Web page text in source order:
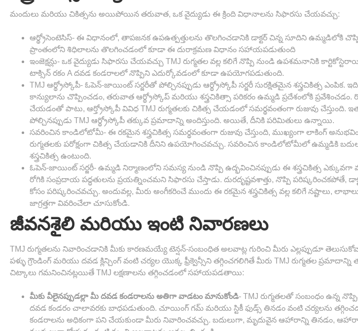
మందులు మరియు చికిత్సను అయిపోయిన తరువాత, ఒక వైద్యుడు ఈ క్రింది విధానాలను సిఫారసు చేయవచ్చు:
ఆర్థ్రోసెంటెసిస్- ఈ విధానంలో, తాపజనక ఉపఉత్పత్తులను తొలగించడానికి డాక్టర్ చిన్న సూదిని ఉమ్మడిలోకి
ప్రాంతంలోని శిధిలాలను తొలగించడంలో కూడా ఈ దురాక్రమణ విధానం సహాయపడుతుంది
ఇంజెక్షన్లు- ఒక వైద్యుడు సిఫారసు చేయవచ్చు TMJ రుగ్మతల వల్ల కలిగే నొప్పి నుండి ఉపశమనానికి
టాక్సిన్ రకం A దవడ కండరాలలో నొప్పిని ఎదుర్కోవడంలో కూడా ఉపయోగపడుతుంది.
TMJ ఆర్థ్రోస్కోపీ- ఓపెన్-జాయింట్ సర్జరీతో పోల్చినప్పుడు ఆర్థ్రోస్కోపీ సర్జరీ సురక్షితమైన శస్త్రచికిత్స ఎంపిక.
కాన్యులాను చొప్పించడం, తరువాత ఆర్థ్రోస్కోప్ మరియు శస్త్రచికిత్సా పరికరం ఉమ్మడి ప్రదేశంలోకి
చేయడంతో పాటు, ఆర్త్రోస్కోపీ వివిధ TMJ రుగ్మతలకు చికిత్స చేయడంలో సమర్థవంతంగా రుజువు చేస్తుంది.
పోల్చినప్పుడు TMJ ఆర్థ్రోస్కోపీ తక్కువ ప్రమాదాన్ని అందిస్తుంది. అయితే, దీనికి పరిమితులు ఉన్నాయి.
సవరించిన కాండిలోటోమీ- ఈ రకమైన శస్త్రచికిత్స సమర్థవంతంగా రుజువు చేస్తుంది, ముఖ్యంగా లాకింగ్
రుగ్మతలకు పరోక్షంగా చికిత్స చేయడానికి దీనిని ఉపయోగించవచ్చు. సవరించిన కాండిలోటోమీలో ఉమ్మడికి
శస్త్రచికిత్స ఉంటుంది.
ఓపెన్-జాయింట్ సర్జరీ- ఉమ్మడి నిర్మాణంలోని సమస్య నుండి నొప్పి ఉద్భవించినప్పుడు ఈ శస్త్రచికిత్స ఎక్కువగా
రోగికి సంప్రదాయ పద్ధతులను ప్రయత్నించమని సిఫారసు చేస్తాడు. దురదృష్టవశాత్తు, నొప్పి పరిష్కరించకపోతే,
కోసం పరిష్కరించవచ్చు. అందువల్ల, మీరు అంగీకరించే ముందు ఈ రకమైన శస్త్రచికిత్స వల్ల కలిగే నష్టాలు,
జాగ్రత్తగా వివరించేలా చూసుకోండి.
జీవనశైలి మరియు ఇంటి నివారణలు
TMJ రుగ్మతలను నివారించడానికి మీకు కారణమయ్యే టెన్షన్-సంబంధిత అలవాట్ల గురించి మీరు ఎల్లప్పుడూ
పళ్ళు గ్రౌండింగ్ మరియు దవడ క్లిన్చింగ్ వంటి చర్యల యొక్క ఫ్రీక్వెన్సీని తగ్గించగలిగితే మీరు TMJ రుగ్మతల ప్రమాదాన్ని
చిట్కాలు గమనించినట్లయితే TMJ లక్షణాలను తగ్గించడంలో సహాయపడతాయి:
మీకు వీలైనప్పుడల్లా మీ దవడ కండరాలను అతిగా వాడటం మానుకోండి- TMJ రుగ్మతలతో సంబంధం ఉన్న
దవడ కండరం చాలావరకు బాధపడుతుంది. చూయింగ్ గమ్ మరియు స్టికీ ఫుడ్స్ తినడం వంటి చర్యలను
కండరాలను అధికంగా పని చేయకుండా మీరు నివారించవచ్చు. బదులుగా, మృదువైన ఆహారాన్ని తినడం,